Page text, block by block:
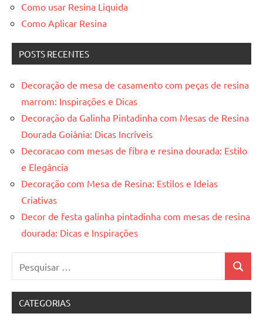
Como usar Resina Liquida
Como Aplicar Resina
POSTS RECENTES
Decoração de mesa de casamento com peças de resina
marrom: Inspirações e Dicas
Decoração da Galinha Pintadinha com Mesas de Resina
Dourada Goiânia: Dicas Incríveis
Decoracao com mesas de fibra e resina dourada: Estilo
e Elegância
Decoração com Mesa de Resina: Estilos e Ideias
Criativas
Decor de festa galinha pintadinha com mesas de resina
dourada: Dicas e Inspirações
por:
CATEGORIAS